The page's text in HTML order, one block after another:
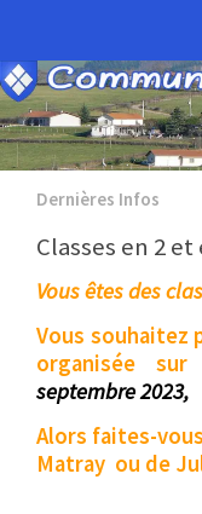
Dernières Infos
Classes en 2 et
Vous êtes des
Vous souhaitez
organisée
septembre 2023,
Alors faites-
Matray ou de